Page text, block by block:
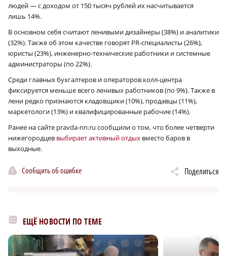
людей — с доходом от 150 тысяч рублей их насчитывается
лишь 14%.
В основном себя считают ленивыми дизайнеры (38%) и аналитики
(32%). Также об этом качестве говорят PR-специалисты (26%),
юристы (23%), инженерно-технические работники и системные
администраторы (по 22%).
Среди главных бухгалтеров и операторов колл-центра
фиксируется меньше всего ленивых работников (по 9%). Также в
лени редко признаются кладовщики (10%), продавцы (11%),
маркетологи (13%) и квалифицированные рабочие (14%).
Ранее на сайте pravda-nn.ru сообщили о том, что более четверти
нижегородцев выбирает активный отдых вместо баров в
выходные.
Сообщить об ошибке Поделиться
ЕЩЁ НОВОСТИ ПО ТЕМЕ